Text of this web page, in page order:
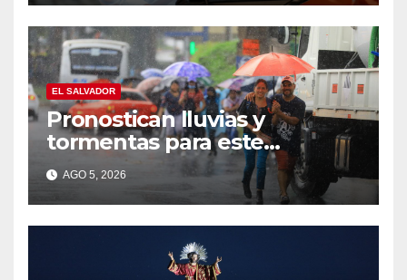
EL SALVADOR
Pronostican lluvias y
tormentas para este
miércoles por influencia de
una onda tropical
AGO 5, 2026